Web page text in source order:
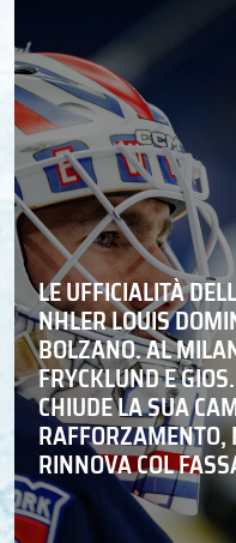
LE UFFICIALITÀ
NHLER LOUIS
BOLZANO. AL
FRYCKLUND E
CHIUDE LA SUA
RINNOVA COL